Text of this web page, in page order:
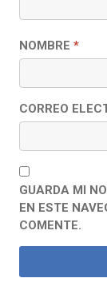
NOMBRE *
CORREO
GUARDA MI
EN ESTE
COMENTE.